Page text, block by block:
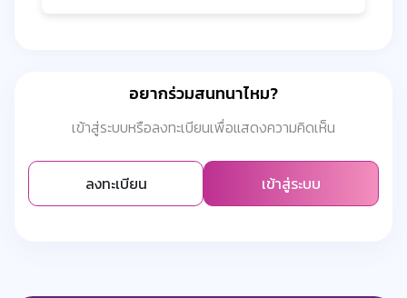
อยากร่วมสนทนาไหม?
เข้าสู่ระบบหรือลงทะเบียนเพื่อแสดงความคิดเห็น
ลงทะเบียน เข้าสู่ระบบ